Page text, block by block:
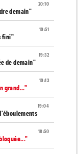
20:10
demain"
19:51
fini"
19:32
de demain"
19:13
grand..."
19:04
18:50